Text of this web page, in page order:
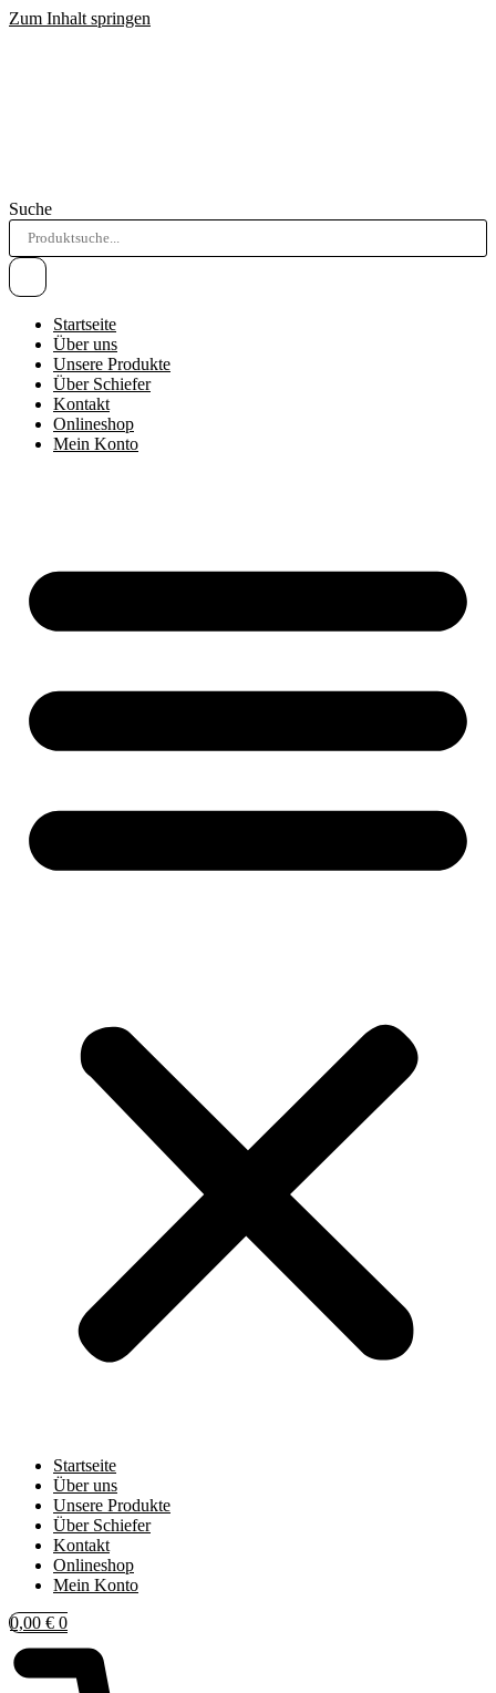
Zum Inhalt springen
Suche
Startseite
Über uns
Unsere Produkte
Über Schiefer
Kontakt
Onlineshop
Mein Konto
Startseite
Über uns
Unsere Produkte
Über Schiefer
Kontakt
Onlineshop
Mein Konto
0,00 € 0